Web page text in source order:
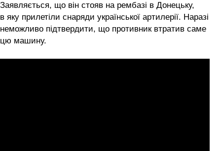
Заявляється, що він стояв на рембазі в Донецьку,
в яку прилетіли снаряди української артилерії. Наразі
неможливо підтвердити, що противник втратив саме
цю машину.